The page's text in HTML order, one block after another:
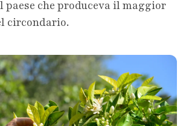
paese che produceva il maggior
circondario.